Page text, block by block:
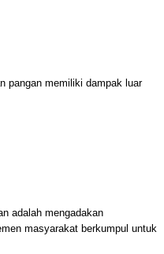
pangan memiliki dampak luar
adalah mengadakan
masyarakat berkumpul untuk